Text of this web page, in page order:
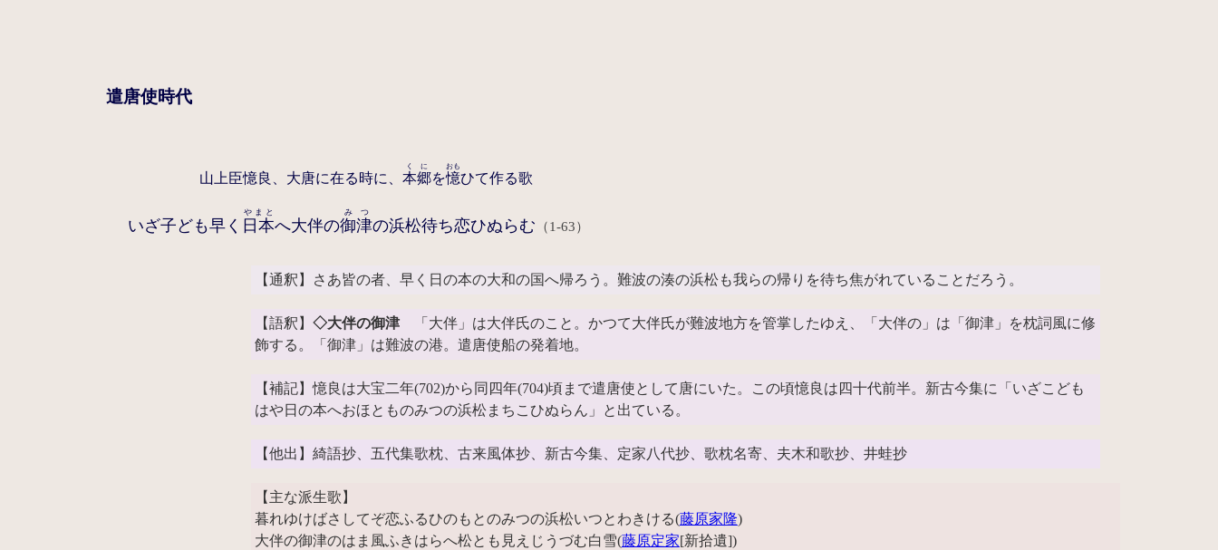
遣唐使時代
山上臣憶良、大唐に在る時に、本郷
くに
を憶
おも
ひて作る歌
いざ子ども早く 日本
やまと
へ大伴の御津
みつ
の浜松待ち恋ひぬらむ （1-63）
【通釈】さあ皆の者、早く日の本の大和の国へ帰ろう。難波の湊の浜松も我らの帰りを待ち焦がれていることだろう。
【語釈】 ◇大伴の御津「大伴」は大伴氏のこと。かつて大伴氏が難波地方を管掌したゆえ、「大伴の」は「御津」を枕詞風に修
飾する。「御津」は難波の港。遣唐使船の発着地。
【補記】憶良は大宝二年(702)から同四年(704)頃まで遣唐使として唐にいた。この頃憶良は四十代前半。新古今集に「いざこども
はや日の本へおほとものみつの浜松まちこひぬらん」と出ている。
【他出】綺語抄、五代集歌枕、古来風体抄、新古今集、定家八代抄、歌枕名寄、夫木和歌抄、井蛙抄
【主な派生歌】
暮れゆけばさしてぞ恋ふるひのもとのみつの浜松いつとわきける(藤原家隆)
大伴の御津のはま風ふきはらへ松とも見えじうづむ白雪(藤原定家[新拾遺])